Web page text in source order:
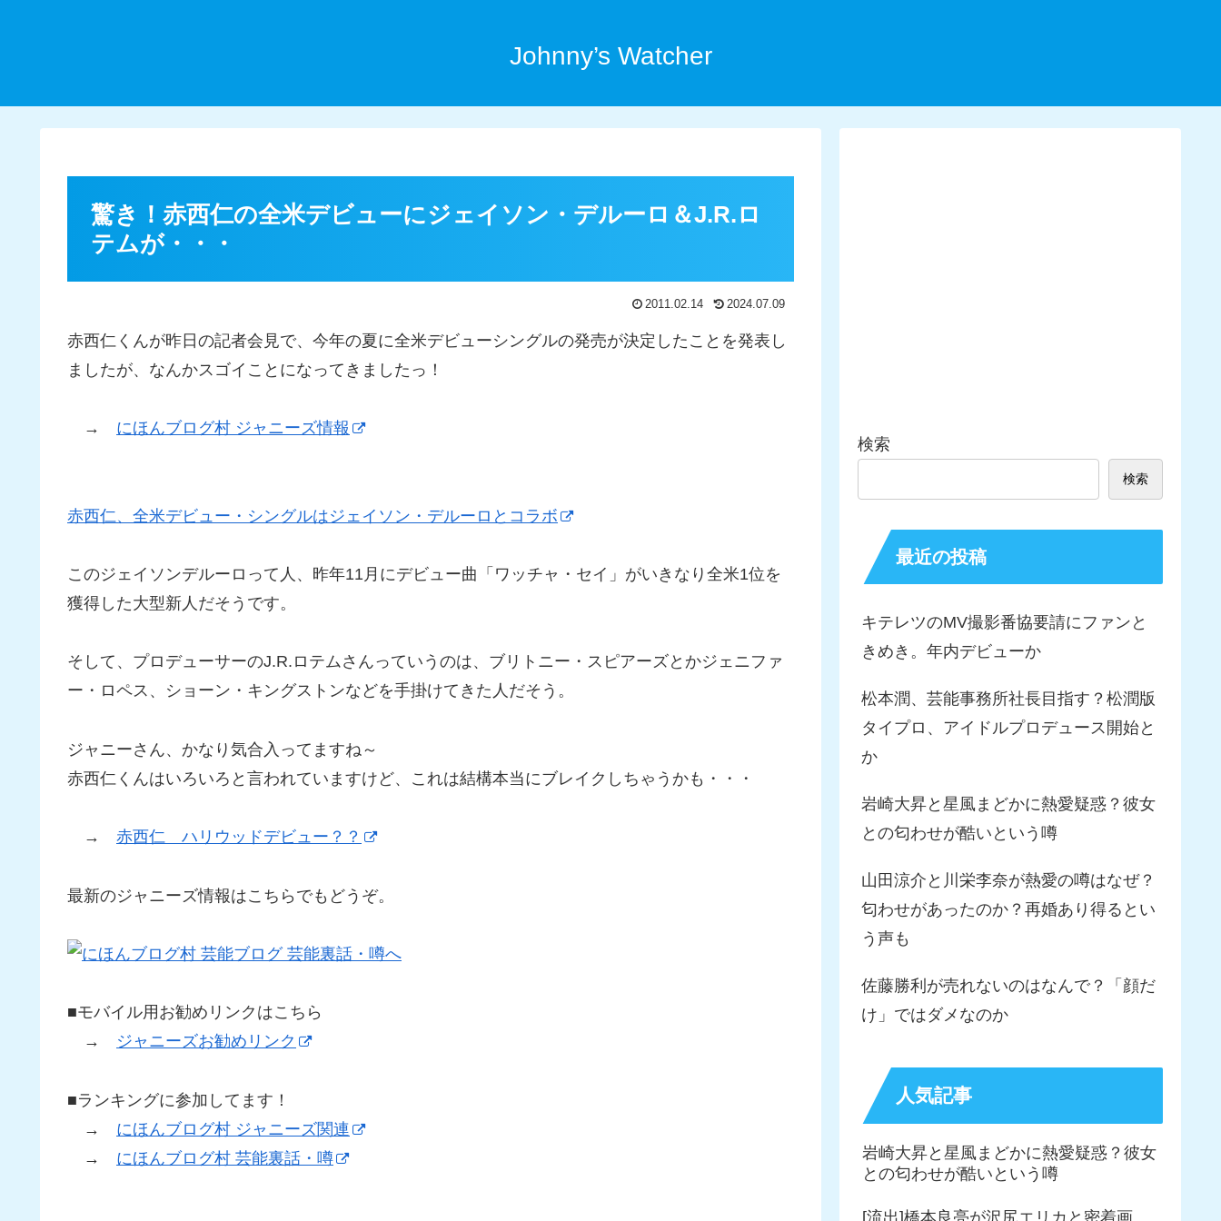
Johnny’s Watcher
驚き！赤西仁の全米デビューにジェイソン・デルーロ＆J.R.ロ
テムが・・・
2011.02.14 2024.07.09
赤西仁くんが昨日の記者会見で、今年の夏に全米デビューシングルの発売が決定したことを発表し
ましたが、なんかスゴイことになってきましたっ！
→ にほんブログ村 ジャニーズ情報
赤西仁、全米デビュー・シングルはジェイソン・デルーロとコラボ
このジェイソンデルーロって人、昨年11月にデビュー曲「ワッチャ・セイ」がいきなり全米1位を
獲得した大型新人だそうです。
そして、プロデューサーのJ.R.ロテムさんっていうのは、ブリトニー・スピアーズとかジェニファ
ー・ロペス、ショーン・キングストンなどを手掛けてきた人だそう。
ジャニーさん、かなり気合入ってますね～
赤西仁くんはいろいろと言われていますけど、これは結構本当にブレイクしちゃうかも・・・
→ 赤西仁 ハリウッドデビュー？？
最新のジャニーズ情報はこちらでもどうぞ。
■モバイル用お勧めリンクはこちら
→ ジャニーズお勧めリンク
■ランキングに参加してます！
→ にほんブログ村 ジャニーズ関連
→ にほんブログ村 芸能裏話・噂
検索
検索
最近の投稿
キテレツのMV撮影番協要請にファンと
きめき。年内デビューか
松本潤、芸能事務所社長目指す？松潤版
タイプロ、アイドルプロデュース開始と
か
岩崎大昇と星風まどかに熱愛疑惑？彼女
との匂わせが酷いという噂
山田涼介と川栄李奈が熱愛の噂はなぜ？
匂わせがあったのか？再婚あり得るとい
う声も
佐藤勝利が売れないのはなんで？「顔だ
け」ではダメなのか
人気記事
岩崎大昇と星風まどかに熱愛疑惑？彼女
との匂わせが酷いという噂
[流出]橋本良亮が沢尻エリカと密着画